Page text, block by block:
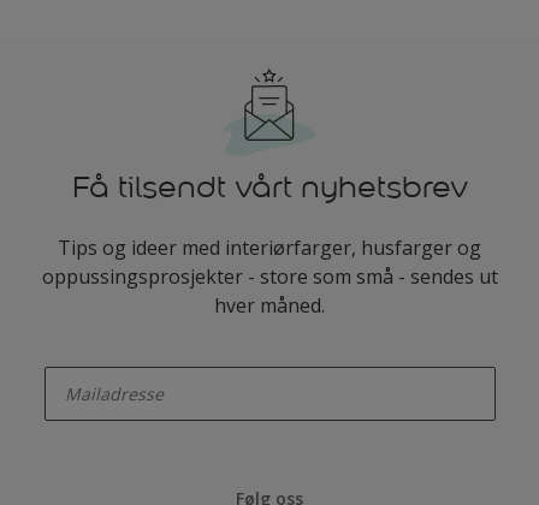
Få tilsendt vårt nyhetsbrev
Tips og ideer med interiørfarger, husfarger og
oppussingsprosjekter - store som små - sendes ut
hver måned.
Følg oss